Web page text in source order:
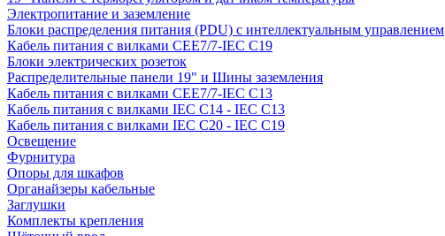
Электропитание и заземление
Блоки распределения питания (PDU) с интеллектуальным управлением
Кабель питания с вилками CEE7/7-IEC C19
Блоки электрических розеток
Распределительные панели 19" и Шины заземления
Кабель питания с вилками CEE7/7-IEC C13
Кабель питания с вилками IEC C14 - IEC C13
Кабель питания с вилками IEC C20 - IEC C19
Освещение
Фурнитура
Опоры для шкафов
Органайзеры кабельные
Заглушки
Комплекты крепления